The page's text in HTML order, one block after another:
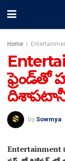
Home
ఫ్రెండ్​తో
by Sowmya